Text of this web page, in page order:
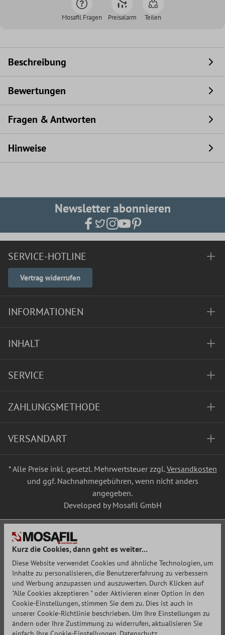
Mosafil Fragen Preisalarm Teilen
Beschreibung
Bewertungen
Fragen & Antworten
Hinweise
Newsletter abonnieren
SERVICE-HOTLINE
Vertrag widerrufen
INFORMATIONEN
INHALT
SERVICE
ZAHLUNGSMETHODE
VERSANDART
* Alle Preise inkl. gesetzl. Mehrwertsteuer zzgl.Versandkosten
und ggf. Nachnahmegebühren, wenn nicht anders
angegeben.
Developed by Mosafil GmbH
Kurz die Cookies, dann geht es weiter...
Diese Website verwendet Cookies und ähnliche Technologien, um
Inhalte zu personalisieren, die Benutzererfahrung zu verbessern
und Werbung anzupassen und auszuwerten. Durch Klicken auf
"Alle Cookies akzeptieren " oder Aktivieren einer Option in den
Cookie-Einstellungen, stimmen Sie dem zu. Dies ist auch in
unserer Cookie-Richtlinie beschrieben. Um Ihre Einstellungen zu
ändern oder Ihre Zustimmung zu widerrufen, aktualisieren Sie